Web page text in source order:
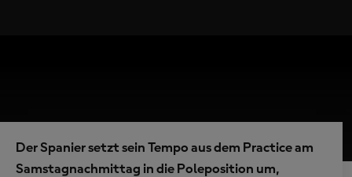
Der Spanier setzt sein Tempo aus dem Practice am
Samstagnachmittag in die Poleposition um,